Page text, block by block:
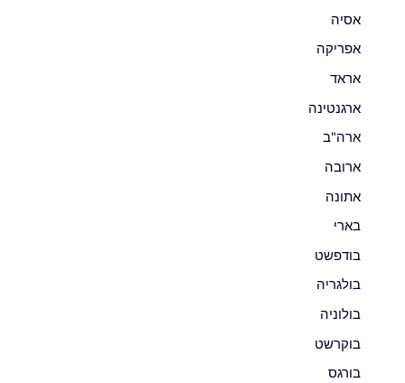
אסיה
אפריקה
אראד
ארגנטינה
ארה"ב
ארובה
אתונה
בארי
בודפשט
בולגריה
בולוניה
בוקרשט
בורגס